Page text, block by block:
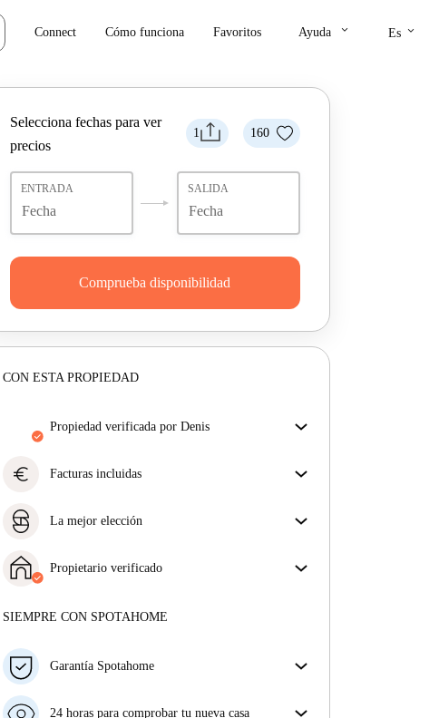
Connect Cómo funciona Favoritos Ayuda keyboard_arrow_down Es keyboard_arrow_down
1 160
Selecciona fechas para ver
precios
ENTRADA SALIDA
Comprueba disponibilidad
CON ESTA PROPIEDAD
propiedad verificada por Denis
asegurar que obtienes exactamente lo que ves en el
Más sobre la verificación
euro Facturas incluidas
facturas incluidas, que cubren alquiler y servicios
La mejor elección
fantásticos, disponibilidad y primera categoría.
Propietario verificado
Más sobre este arrendador
SIEMPRE CON SPOTAHOME
Garantía Spotahome
horas previas a la fecha de entrada, Spotahome A) te
24 horas para comprobar tu nueva casa